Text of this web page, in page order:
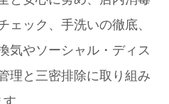
ェック、手洗いの徹底、
気やソーシャル・ディス
理と三密排除に取り組み
す。